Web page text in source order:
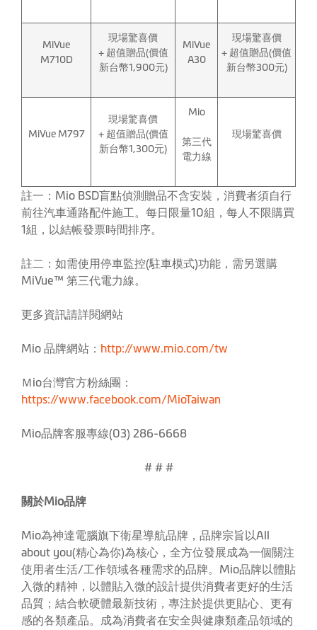
MiVue
M710D
現場驚喜價
+ 超值贈品(價值
新台幣1,900元)
MiVue
A30
現場驚喜價
+ 超值贈品(價值
新台幣300元)
MiVue M797
現場驚喜價
+ 超值贈品(價值
新台幣1,300元)
Mio
第三代
電力線
現場驚喜價
註一：Mio BSD盲點偵測贈品不含安裝，消費者須自行
前往汽車通路配件施工。每日限量10組，每人不限購買
1組，以結帳發票時間排序。
註二：如需使用停車監控(駐車模式)功能，需另選購
MiVue™ 第三代電力線。
更多資訊請詳閱網站
Mio 品牌網站： http://www.mio.com/tw
Ｍio台灣官方粉絲團：
https://www.facebook.com/MioTaiwan
Mio品牌客服專線(03) 286-6668
# # #
關於Mio品牌
Mio為神達電腦旗下衛星導航品牌，品牌宗旨以All
about you(精心為你)為核心，全方位發展成為一個關注
使用者生活/工作領域各種需求的品牌。Mio品牌以體貼
入微的精神，以體貼入微的設計提供消費者更好的生活
品質；結合軟硬體最新技術，專注於提供更貼心、更有
感的各類產品。成為消費者在安全與健康類產品領域的